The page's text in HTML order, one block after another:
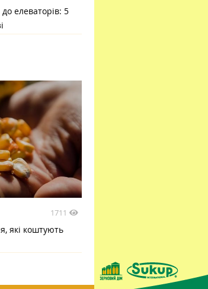
елеваторів: 5
1711
які коштують